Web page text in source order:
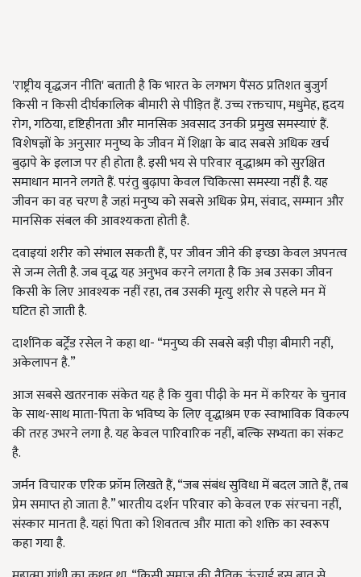
'राष्ट्रीय वृद्धजन नीति' बताती है कि भारत के लगभग पैंसठ प्रतिशत बुजुर्ग
किसी न किसी दीर्घकालिक बीमारी से पीड़ित हैं. उच्च रक्तचाप, मधुमेह, हृदय
रोग, गठिया, दृष्टिहीनता और मानसिक अवसाद उनकी प्रमुख समस्याएं हैं.
विशेषज्ञों के अनुसार मनुष्य के जीवन में शिक्षा के बाद सबसे अधिक खर्च
बुढ़ापे के इलाज पर ही होता है. इसी भय से परिवार वृद्धाश्रम को सुरक्षित
समाधान मानने लगते हैं. परंतु बुढ़ापा केवल चिकित्सा समस्या नहीं है. यह
जीवन का वह चरण है जहां मनुष्य को सबसे अधिक प्रेम, संवाद, सम्मान और
मानसिक संबल की आवश्यकता होती है.
दवाइयां शरीर को संभाल सकती हैं, पर जीवन जीने की इच्छा केवल अपनत्व
से जन्म लेती है. जब वृद्ध यह अनुभव करने लगता है कि अब उसका जीवन
किसी के लिए आवश्यक नहीं रहा, तब उसकी मृत्यु शरीर से पहले मन में
घटित हो जाती है.
दार्शनिक बर्ट्रेंड रसेल ने कहा था- “मनुष्य की सबसे बड़ी पीड़ा बीमारी नहीं,
अकेलापन है.”
आज सबसे खतरनाक संकेत यह है कि युवा पीढ़ी के मन में करियर के चुनाव
के साथ-साथ माता-पिता के भविष्य के लिए वृद्धाश्रम एक स्वाभाविक विकल्प
की तरह उभरने लगा है. यह केवल पारिवारिक नहीं, बल्कि सभ्यता का संकट
है.
जर्मन विचारक एरिक फ्रॉम लिखते हैं, “जब संबंध सुविधा में बदल जाते हैं, तब
प्रेम समाप्त हो जाता है.” भारतीय दर्शन परिवार को केवल एक संरचना नहीं,
संस्कार मानता है. यहां पिता को शिवतत्व और माता को शक्ति का स्वरूप
कहा गया है.